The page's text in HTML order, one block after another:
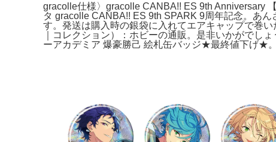
gracolle仕様〉gracolle CANBA!! ES 9th Anniversary
タ gracolle CANBA!! ES 9th SPARK 9周年記念。あ
す。発送は購入時の銀袋に入れてエアキャップで巻
｜コレクション）：ホビーの通販。是非いかがでし
ーアカデミア 爆豪勝己 絵札缶バッジ★最終値下げ★